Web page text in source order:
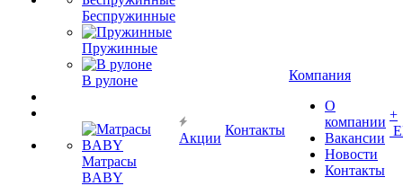
Беспружинные
Пружинные
В рулоне
Матрасы
BABY
Акции
Контакты
Компания
О
компании
Вакансии
Новости
Контакты
+